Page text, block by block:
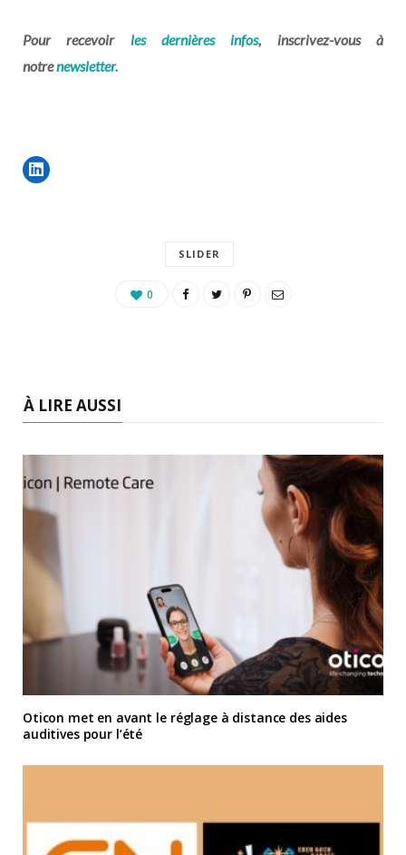
Pour recevoir les dernières infos, inscrivez-vous à
notrenewsletter.
SLIDER
0
À LIRE AUSSI
Oticon met en avant le réglage à distance des aides
auditives pour l’été